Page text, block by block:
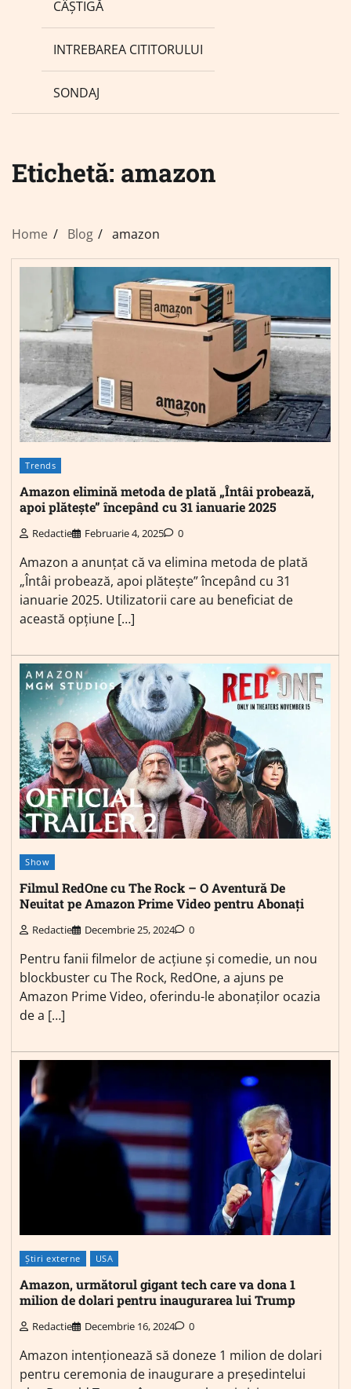
CÂȘTIGĂ
INTREBAREA CITITORULUI
SONDAJ
Etichetă: amazon
Home Blog amazon
Trends
Amazon elimină metoda de plată „Întâi probează,
apoi plătește” începând cu 31 ianuarie 2025
Redactie Februarie 4, 2025 0
Amazon a anunțat că va elimina metoda de plată
„Întâi probează, apoi plătește” începând cu 31
ianuarie 2025. Utilizatorii care au beneficiat de
această opțiune […]
Show
Filmul RedOne cu The Rock – O Aventură De
Neuitat pe Amazon Prime Video pentru Abonați
Redactie Decembrie 25, 2024 0
Pentru fanii filmelor de acțiune și comedie, un nou
blockbuster cu The Rock, RedOne, a ajuns pe
Amazon Prime Video, oferindu-le abonaților ocazia
de a […]
Știri externe USA
Amazon, următorul gigant tech care va dona 1
milion de dolari pentru inaugurarea lui Trump
Redactie Decembrie 16, 2024 0
Amazon intenționează să doneze 1 milion de dolari
pentru ceremonia de inaugurare a președintelui